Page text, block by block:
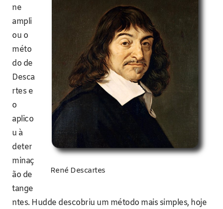
René Descartes
ne
ampli
ou o
méto
do de
Desca
rtes e
o
aplico
u à
deter
minaç
ão de
tange
ntes. Hudde descobriu um método mais simples, hoje